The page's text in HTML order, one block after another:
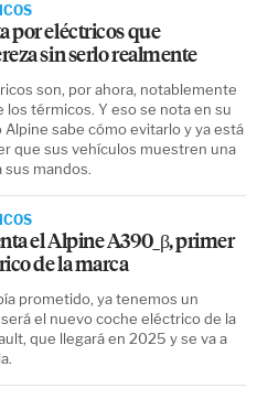
por eléctricos que
sin serlo realmente
son, por ahora, notablemente
los térmicos. Y eso se nota en su
sabe cómo evitarlo y ya está
que sus vehículos muestren una
sus mandos.
el Alpine A390_β, primer
de la marca
prometido, ya tenemos un
el nuevo coche eléctrico de la
que llegará en 2025 y se va a